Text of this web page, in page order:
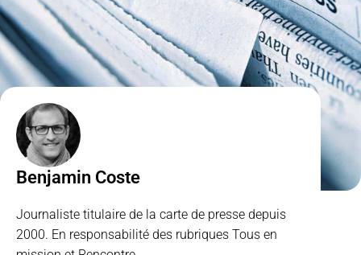
Benjamin Coste
Journaliste titulaire de la carte de presse depuis
2000. En responsabilité des rubriques Tous en